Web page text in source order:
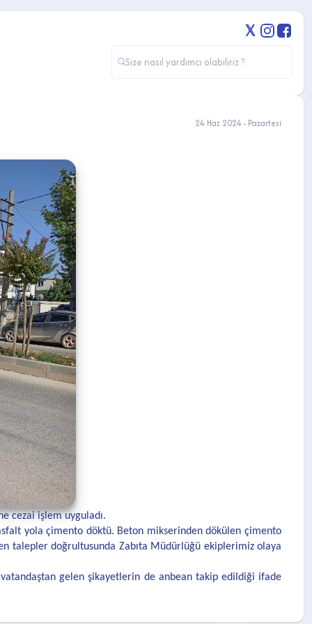
24 Haz 2024 - Pazartesi
cezai işlem uyguladı.
yola çimento döktü. Beton mikserinden dökülen çimento
talepler doğrultusunda Zabıta Müdürlüğü ekiplerimiz olaya
gelen şikayetlerin de anbean takip edildiği ifade